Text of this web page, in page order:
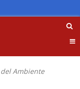
Ambiente